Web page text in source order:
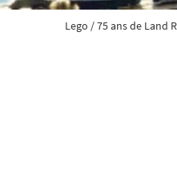
Lego / 75 ans de Land